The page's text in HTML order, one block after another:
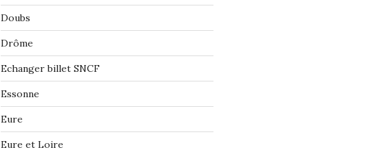
Doubs
Drôme
Echanger billet SNCF
Essonne
Eure
Eure et Loire